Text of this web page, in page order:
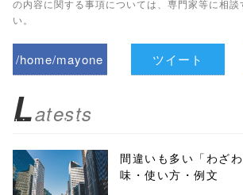
の内容に関する事項については、専門家等に相談
い。
/home/mayone
biz.jp/public_ht
ml/wp-
content/themes
ツイート
Latests
間違いも多い「わざ
味・使い方・例文